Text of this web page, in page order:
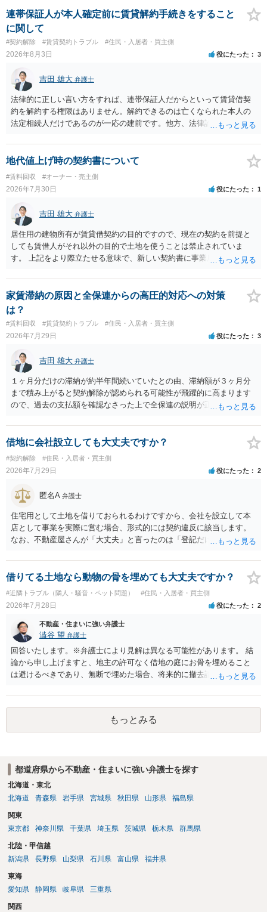
連帯保証人が本人確定前に賃貸解約手続きをすること
に関して
#契約解除 #賃貸契約トラブル #住民・入居者・買主側
2026年8月3日 役にたった 3
吉田 雄大 弁護士
法律的に正しい言い方をすれば、連帯保証人だからといって賃貸借契
約を解約する権限はありません。解約できるのは亡くなられた本人の
法定相続人だけであるのが一応の建前です。他方、法律論はさてお
する動機づけがなくなります。 今回進められつつある手続はあくまで
も、建物を賃貸人に一日も早く明け渡すための便宜的方法として理解
するのが良いと思います。またその方法で進めた方が、連帯保証人で
あるお知り合いさんにとっても、自身の経済的負担を最小限に食い止
められるため望ましいやり方だといえます。
地代値上げ時の契約書について
#賃料回収 #オーナー・売主側
2026年7月30日 役にたった 1
吉田 雄大 弁護士
居住用の建物所有が賃貸借契約の目的ですので、現在の契約を前提と
しても賃借人がそれ以外の目的で土地を使うことは禁止されていま
す。 上記をより際立たせる意味で、新しい契約書に事業用として用い
交渉である以上賃借人が拒んだ場合には入りませんが、提案するのは
良い方法と思います。
家賃滞納の原因と全保連からの高圧的対応への対策
は？
#賃料回収 #賃貸契約トラブル #住民・入居者・買主側
2026年7月29日 役にたった 3
吉田 雄大 弁護士
１ヶ月分だけの滞納が約半年間続いていたとの由、滞納額が３ヶ月分
まで積み上がると契約解除が認められる可能性が飛躍的に高まります
ので、過去の支払額を確認なさった上で全保連の説明が正しければ、
た理由は気になるところですが、中身のある返答は期待できないと思
います。
借地に会社設立しても大丈夫ですか？
#契約解除 #住民・入居者・買主側
2026年7月29日 役にたった 2
匿名A 弁護士
住宅用として土地を借りておられるわけですから、会社を設立して本
店として事業を実際に営む場合、形式的には契約違反に該当します。
なお、不動産屋さんが「大丈夫」と言ったのは「登記だけなら実務上
れますが、これは法的な保証ではありません。 ただ、解除まで認めら
れるかどうかについては信頼関係が破壊されたかどうかで判断されま
すので、建物を事務所・店舗用に大きく改築する等までなさらない限
り、リスクはそれほど大きくないかもしれません。 しかしそれでも、
大家さんが契約違反を口実に、将来の更新時に更新料の上乗せを要求
したり、立ち退きを迫る材料に使ったりする可能性は否定できませ
ん。
借りてる土地なら動物の骨を埋めても大丈夫ですか？
#近隣トラブル（隣人・騒音・ペット問題） #住民・入居者・買主側
2026年7月28日 役にたった 2
不動産・住まいに強い弁護士
澁谷 望 弁護士
回答いたします。※弁護士により見解は異なる可能性があります。 結
論から申し上げますと、地主の許可なく借地の庭にお骨を埋めること
は避けるべきであり、無断で埋めた場合、将来的に撤去請求や退去時
上、自分のペットの遺骨を埋める行為自体は墓地埋葬法違反や不法投
棄には該当しないため、犯罪になるわけではありません。しかし、建
物の所有者は質問者様であっても、土地の所有権はあくまで地主にあ
ります。そのため、地主に無断でお骨を埋める行為は、他人の所有権
事前に地主へ相談して許可を得るか、土地に直接埋めずに大きめの鉢
植え等で供養する「プランター葬」や、ペット霊園等への納骨を検討
されるのが確実かと思います。
もっとみる
都道府県から不動産・住まいに強い弁護士を探す
北海道・東北
北海道
青森県 岩手県 宮城県 秋田県 山形県 福島県
関東
東京都
神奈川県 千葉県 埼玉県 茨城県 栃木県 群馬県
北陸・甲信越
新潟県
長野県 山梨県 石川県 富山県 福井県
東海
愛知県
静岡県 岐阜県 三重県
関西